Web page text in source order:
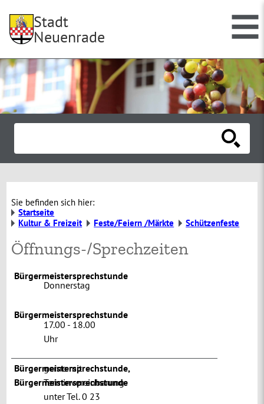
Stadt
Neuenrade
Sie befinden sich hier:
Startseite
Kultur & Freizeit
Feste/Feiern /Märkte Schützenfeste
Öffnungs-/Sprechzeiten
Bürgermeistersprechstunde
Donnerstag
Bürgermeistersprechstunde
17.00 - 18.00
Uhr
Bürgermeistersprechstunde,
Bürgermeistersprechstunde
gerne mit
Terminvereinbarung
unter Tel. 0 23